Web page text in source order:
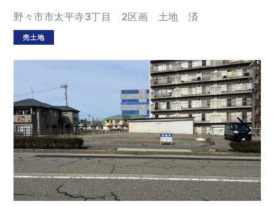
野々市市太平寺3丁目 2区画 土地 済
売土地